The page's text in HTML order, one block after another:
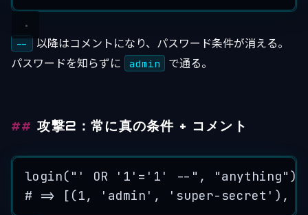
-- 以降はコメントになり、パスワード条件が消える。
パスワードを知らずに
admin で通る。
攻撃2：常に真の条件 + コメント
login( " ' OR '1'='1' -- " , "anything" )
# => [(1, 'admin', 'super-